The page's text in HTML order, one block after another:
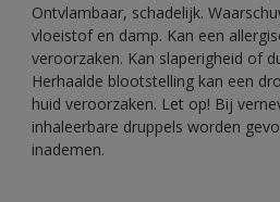
Ontvlambaar, schadelijk.
vloeistof en damp. Kan een
veroorzaken. Kan slaperigheid of
Herhaalde blootstelling kan een
huid veroorzaken. Let op! Bij
inhaleerbare druppels worden
inademen.